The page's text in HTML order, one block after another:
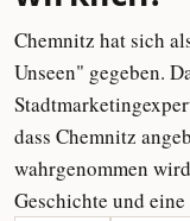
Chemnitz hat sich
Unseen" gegeben.
dass Chemnitz
wahrgenommen
Geschichte und